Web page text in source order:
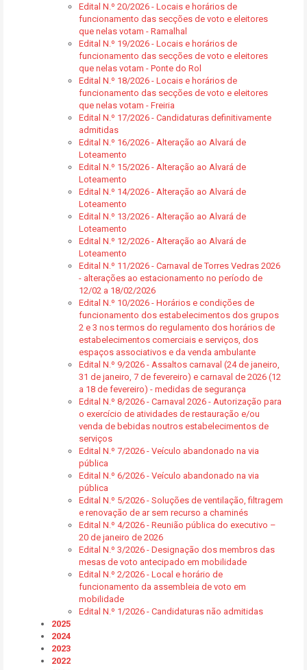
Edital N.º 20/2026 - Locais e horários de
funcionamento das secções de voto e eleitores
que nelas votam - Ramalhal
Edital N.º 19/2026 - Locais e horários de
funcionamento das secções de voto e eleitores
que nelas votam - Ponte do Rol
Edital N.º 18/2026 - Locais e horários de
funcionamento das secções de voto e eleitores
que nelas votam - Freiria
Edital N.º 17/2026 - Candidaturas definitivamente
admitidas
Edital N.º 16/2026 - Alteração ao Alvará de
Loteamento
Edital N.º 15/2026 - Alteração ao Alvará de
Loteamento
Edital N.º 14/2026 - Alteração ao Alvará de
Loteamento
Edital N.º 13/2026 - Alteração ao Alvará de
Loteamento
Edital N.º 12/2026 - Alteração ao Alvará de
Loteamento
Edital N.º 11/2026 - Carnaval de Torres Vedras 2026
- alterações ao estacionamento no período de
12/02 a 18/02/2026
Edital N.º 10/2026 - Horários e condições de
funcionamento dos estabelecimentos dos grupos
2 e 3 nos termos do regulamento dos horários de
estabelecimentos comerciais e serviços, dos
espaços associativos e da venda ambulante
Edital N.º 9/2026 - Assaltos carnaval (24 de janeiro,
31 de janeiro, 7 de fevereiro) e carnaval de 2026 (12
a 18 de fevereiro) - medidas de segurança
Edital N.º 8/2026 - Carnaval 2026 - Autorização para
o exercício de atividades de restauração e/ou
venda de bebidas noutros estabelecimentos de
serviços
Edital N.º 7/2026 - Veículo abandonado na via
pública
Edital N.º 6/2026 - Veículo abandonado na via
pública
Edital N.º 5/2026 - Soluções de ventilação, filtragem
e renovação de ar sem recurso a chaminés
Edital N.º 4/2026 - Reunião pública do executivo –
20 de janeiro de 2026
Edital N.º 3/2026 - Designação dos membros das
mesas de voto antecipado em mobilidade
Edital N.º 2/2026 - Local e horário de
funcionamento da assembleia de voto em
mobilidade
Edital N.º 1/2026 - Candidaturas não admitidas
2025
2024
2023
2022